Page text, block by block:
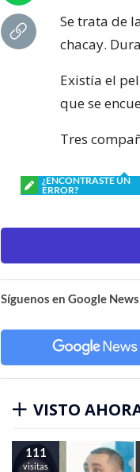
Se trata de
chacay.
Existía el
que se
Tres
¿ENCONTRASTE UN
ERROR?
Síguenos en Google
VISTO
111
visitas